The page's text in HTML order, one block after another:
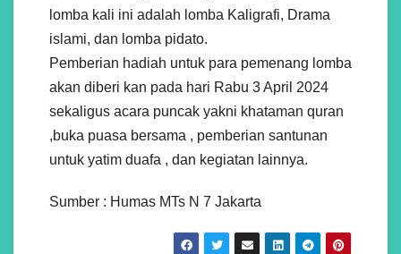
lomba kali ini adalah lomba Kaligrafi, Drama
islami, dan lomba pidato.
Pemberian hadiah untuk para pemenang lomba
akan diberi kan pada hari Rabu 3 April 2024
sekaligus acara puncak yakni khataman quran
,buka puasa bersama , pemberian santunan
untuk yatim duafa , dan kegiatan lainnya.
Sumber : Humas MTs N 7 Jakarta